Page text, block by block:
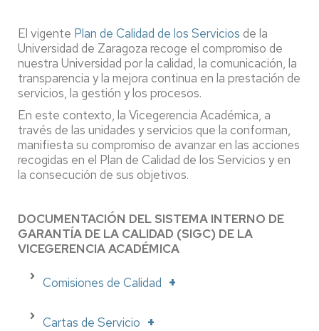
El vigente Plan de Calidad de los Servicios de la
Universidad de Zaragoza recoge el compromiso de
nuestra Universidad por la calidad, la comunicación, la
transparencia y la mejora continua en la prestación de
servicios, la gestión y los procesos.
En este contexto, la Vicegerencia Académica, a
través de las unidades y servicios que la conforman,
manifiesta su compromiso de avanzar en las acciones
recogidas en el Plan de Calidad de los Servicios y en
la consecución de sus objetivos.
DOCUMENTACIÓN DEL SISTEMA INTERNO DE
GARANTÍA DE LA CALIDAD (SIGC) DE LA
VICEGERENCIA ACADÉMICA
Comisiones de Calidad
Cartas de Servicio